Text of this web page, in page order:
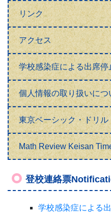
リンク
アクセス
学校感染症による出席停
個人情報の取り扱いにつ
東京ベーシック・ドリ
Math Review Keisan
登校連絡票
学校感染症による